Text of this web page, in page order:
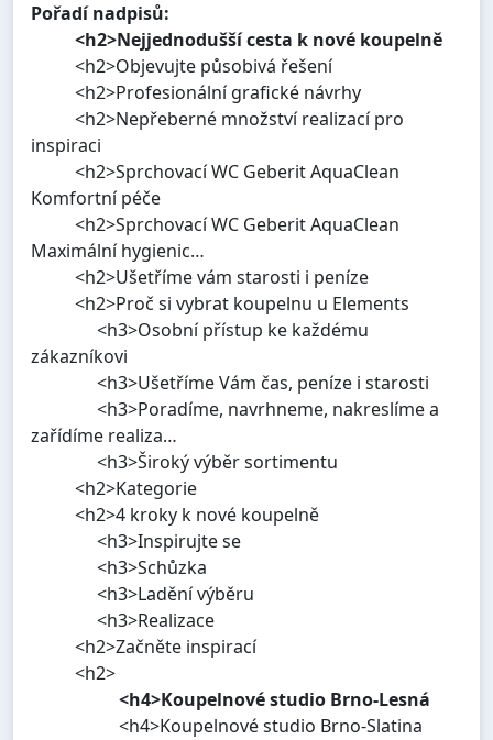
Pořadí nadpisů:
<h2>Nejjednodušší cesta k nové koupelně
<h2>Objevujte působivá řešení
<h2>Profesionální grafické návrhy
<h2>Nepřeberné množství realizací pro
inspiraci
<h2>Sprchovací WC Geberit AquaClean
Komfortní péče
<h2>Sprchovací WC Geberit AquaClean
Maximální hygienic…
<h2>Ušetříme vám starosti i peníze
<h2>Proč si vybrat koupelnu u Elements
<h3>Osobní přístup ke každému
zákazníkovi
<h3>Ušetříme Vám čas, peníze i starosti
<h3>Poradíme, navrhneme, nakreslíme a
zařídíme realiza…
<h3>Široký výběr sortimentu
<h2>Kategorie
<h2>4 kroky k nové koupelně
<h3>Inspirujte se
<h3>Schůzka
<h3>Ladění výběru
<h3>Realizace
<h2>Začněte inspirací
<h2>
<h4>Koupelnové studio Brno-Lesná
<h4>Koupelnové studio Brno-Slatina